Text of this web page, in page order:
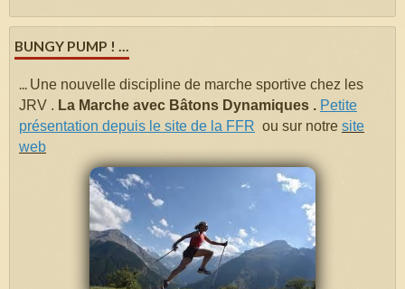
BUNGY PUMP ! ...
... Une nouvelle discipline de marche sportive chez les
JRV . La Marche avec Bâtons Dynamiques . Petite
présentation depuis le site de la FFR ou sur notre site
web